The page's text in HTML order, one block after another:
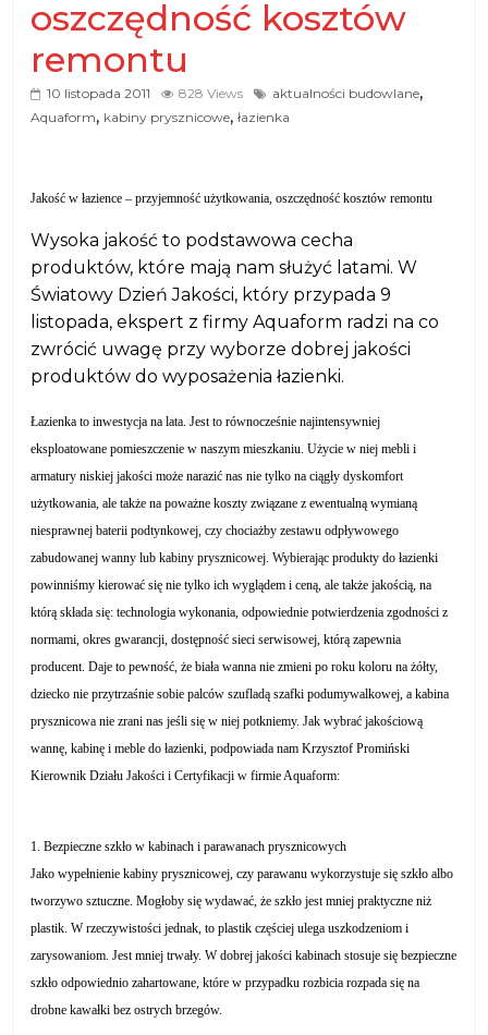
oszczędność kosztów
remontu
10 listopada 2011 828 Views aktualności budowlane,
Aquaform, kabiny prysznicowe,łazienka
Jakość w łazience – przyjemność użytkowania, oszczędność kosztów remontu
Wysoka jakość to podstawowa cecha
produktów, które mają nam służyć latami. W
Światowy Dzień Jakości, który przypada 9
listopada, ekspert z firmy Aquaform radzi na co
zwrócić uwagę przy wyborze dobrej jakości
produktów do wyposażenia łazienki.
Łazienka to inwestycja na lata. Jest to równocześnie najintensywniej
eksploatowane pomieszczenie w naszym mieszkaniu. Użycie w niej mebli i
armatury niskiej jakości może narazić nas nie tylko na ciągły dyskomfort
użytkowania, ale także na poważne koszty związane z ewentualną wymianą
niesprawnej baterii podtynkowej, czy chociażby zestawu odpływowego
zabudowanej wanny lub kabiny prysznicowej. Wybierając produkty do łazienki
powinniśmy kierować się nie tylko ich wyglądem i ceną, ale także jakością, na
którą składa się: technologia wykonania, odpowiednie potwierdzenia zgodności z
normami, okres gwarancji, dostępność sieci serwisowej, którą zapewnia
producent. Daje to pewność, że biała wanna nie zmieni po roku koloru na żółty,
dziecko nie przytrzaśnie sobie palców szufladą szafki podumywalkowej, a kabina
prysznicowa nie zrani nas jeśli się w niej potkniemy. Jak wybrać jakościową
wannę, kabinę i meble do łazienki, podpowiada nam Krzysztof Promiński
Kierownik Działu Jakości i Certyfikacji w firmie Aquaform:
1. Bezpieczne szkło w kabinach i parawanach prysznicowych
Jako wypełnienie kabiny prysznicowej, czy parawanu wykorzystuje się szkło albo
tworzywo sztuczne. Mogłoby się wydawać, że szkło jest mniej praktyczne niż
plastik. W rzeczywistości jednak, to plastik częściej ulega uszkodzeniom i
zarysowaniom. Jest mniej trwały. W dobrej jakości kabinach stosuje się bezpieczne
szkło odpowiednio zahartowane, które w przypadku rozbicia rozpada się na
drobne kawałki bez ostrych brzegów.